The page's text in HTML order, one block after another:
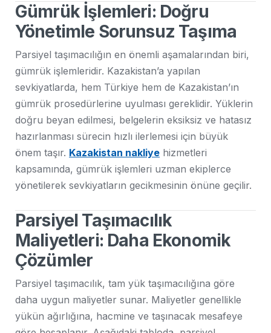
Gümrük İşlemleri: Doğru
Yönetimle Sorunsuz Taşıma
Parsiyel taşımacılığın en önemli aşamalarından biri,
gümrük işlemleridir. Kazakistan’a yapılan
sevkiyatlarda, hem Türkiye hem de Kazakistan’ın
gümrük prosedürlerine uyulması gereklidir. Yüklerin
doğru beyan edilmesi, belgelerin eksiksiz ve hatasız
hazırlanması sürecin hızlı ilerlemesi için büyük
önem taşır. Kazakistan nakliye hizmetleri
kapsamında, gümrük işlemleri uzman ekiplerce
yönetilerek sevkiyatların gecikmesinin önüne geçilir.
Parsiyel Taşımacılık
Maliyetleri: Daha Ekonomik
Çözümler
Parsiyel taşımacılık, tam yük taşımacılığına göre
daha uygun maliyetler sunar. Maliyetler genellikle
yükün ağırlığına, hacmine ve taşınacak mesafeye